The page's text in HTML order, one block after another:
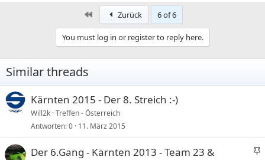
Zurück 6 of 6
You must log in or register to reply here.
Similar threads
Kärnten 2015 - Der 8. Streich :-)
Will2k Treffen - Österreich
Antworten 0 11. März 2015
Der 6.Gang - Kärnten 2013 - Team 23 &